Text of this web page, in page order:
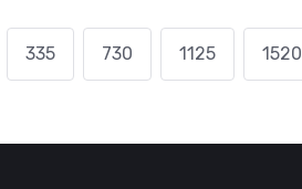
335 730 1125 1520